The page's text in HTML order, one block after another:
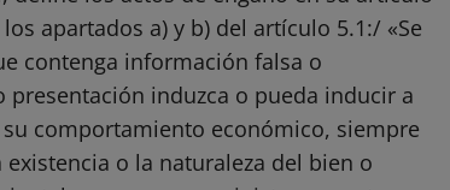
apartados a) y b) del artículo 5.1:/ «Se
contenga información falsa o
induzca o pueda inducir a
comportamiento económico, siempre
o la naturaleza del bien o